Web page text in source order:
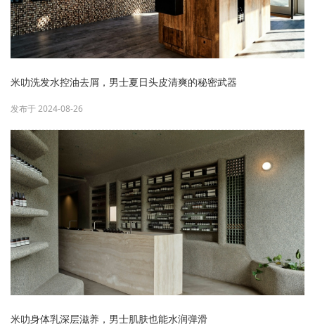
米叻洗发水控油去屑，男士夏日头皮清爽的秘密武器
发布于 2024-08-26
米叻身体乳深层滋养，男士肌肤也能水润弹滑